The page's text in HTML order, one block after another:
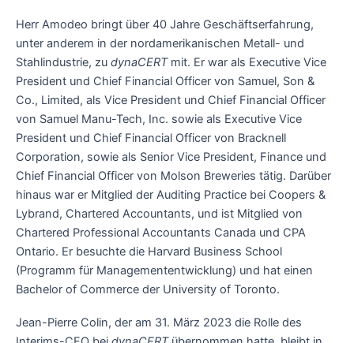
Herr Amodeo bringt über 40 Jahre Geschäftserfahrung,
unter anderem in der nordamerikanischen Metall- und
Stahlindustrie, zu dynaCERTmit. Er war als Executive Vice
President und Chief Financial Officer von Samuel, Son &
Co., Limited, als Vice President und Chief Financial Officer
von Samuel Manu-Tech, Inc. sowie als Executive Vice
President und Chief Financial Officer von Bracknell
Corporation, sowie als Senior Vice President, Finance und
Chief Financial Officer von Molson Breweries tätig. Darüber
hinaus war er Mitglied der Auditing Practice bei Coopers &
Lybrand, Chartered Accountants, und ist Mitglied von
Chartered Professional Accountants Canada und CPA
Ontario. Er besuchte die Harvard Business School
(Programm für Managemententwicklung) und hat einen
Bachelor of Commerce der University of Toronto.
Jean-Pierre Colin, der am 31. März 2023 die Rolle des